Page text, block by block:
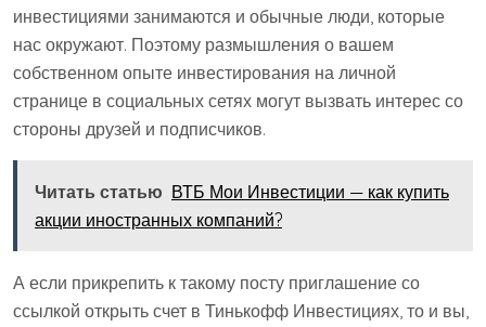
инвестициями занимаются и обычные люди, которые
нас окружают. Поэтому размышления о вашем
собственном опыте инвестирования на личной
странице в социальных сетях могут вызвать интерес со
стороны друзей и подписчиков.
Читать статью ВТБ Мои Инвестиции — как купить
акции иностранных компаний?
А если прикрепить к такому посту приглашение со
ссылкой открыть счет в Тинькофф Инвестициях, то и вы,